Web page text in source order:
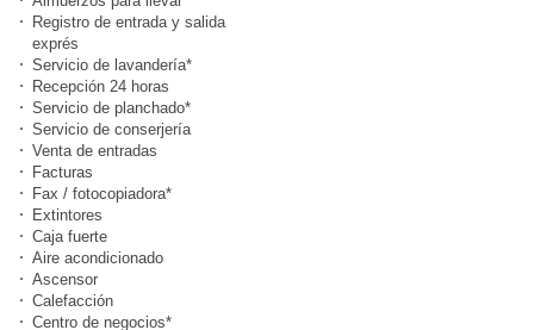
Registro de entrada y salida
exprés
Servicio de lavandería*
Recepción 24 horas
Servicio de planchado*
Servicio de conserjería
Venta de entradas
Facturas
Fax / fotocopiadora*
Extintores
Caja fuerte
Aire acondicionado
Ascensor
Calefacción
Centro de negocios*